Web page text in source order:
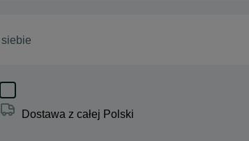
Dostawa z całej Polski